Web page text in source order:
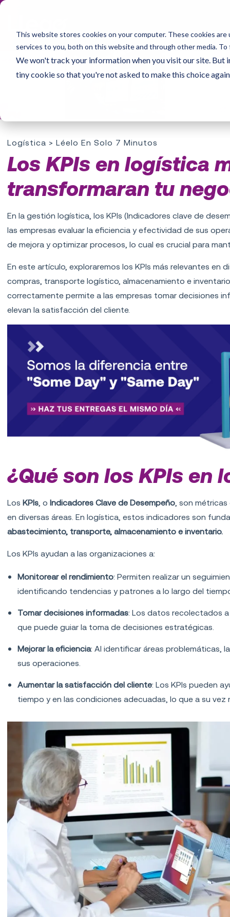
This website stores cookies on your computer. These cookies
services to you, both on this website and through other media.
We won't track your information when you visit our site. But
tiny cookie so that you're not asked to make this choice
Logística > Léelo En Solo 7 Minutos
Los KPIs en logística
transformaran tu
En la gestión logística, los KPIs (Indicadores clave de
las empresas evaluar la eficiencia y efectividad de sus
de mejora y optimizar procesos, lo cual es crucial para
En este artículo, exploraremos los KPIs más relevantes
compras, transporte logístico, almacenamiento e
correctamente permite a las empresas tomar decisiones
elevan la satisfacción del cliente.
¿Qué son los KPIs en
LosKPIs , oIndicadores Clave de Desempeño , son
en diversas áreas. En logística, estos indicadores son
abastecimiento, transporte, almacenamiento e inventario.
Los KPIs ayudan a las organizaciones a:
Monitorear el rendimiento: Permiten realizar un
identificando tendencias y patrones a lo largo del
Tomar decisiones informadas: Los datos recolectados
que puede guiar la toma de decisiones estratégicas.
Mejorar la eficiencia: Al identificar áreas problemáticas,
sus operaciones.
Aumentar la satisfacción del cliente: Los KPIs pueden
tiempo y en las condiciones adecuadas, lo que a su vez